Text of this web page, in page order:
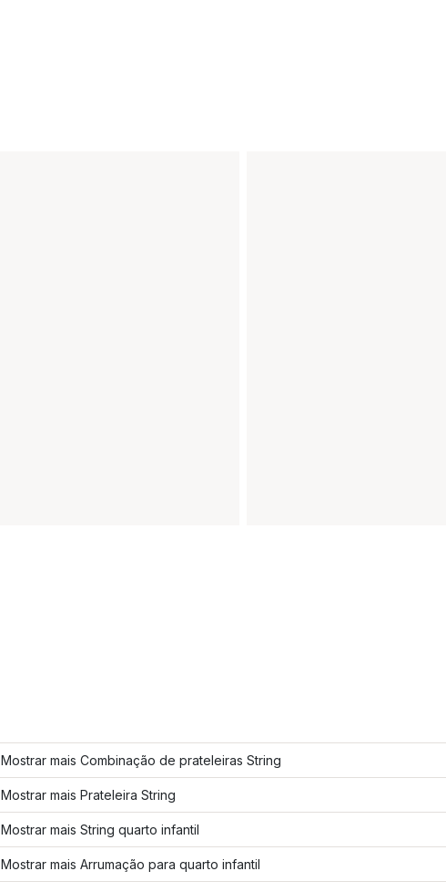
Mostrar mais Combinação de prateleiras String
Mostrar mais Prateleira String
Mostrar mais String quarto infantil
Mostrar mais Arrumação para quarto infantil